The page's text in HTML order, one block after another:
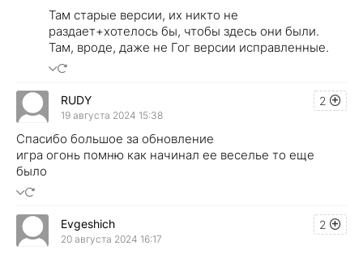
Там старые версии, их никто не
раздает+хотелось бы, чтобы здесь они были.
Там, вроде, даже не Гог версии исправленные.
2
RUDY
19 августа 2024 15:38
Спасибо большое за обновление
игра огонь помню как начинал ее веселье то еще
было
2
Evgeshich
20 августа 2024 16:17